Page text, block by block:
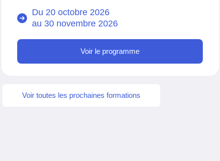
Du 20 octobre 2026
au 30 novembre 2026
Voir le programme
Voir toutes les prochaines formations